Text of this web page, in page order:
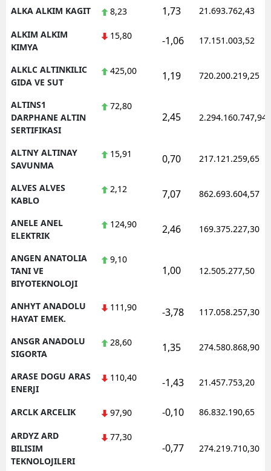
ALKA ALKIM KAGIT 8,23 1,73 21.693.762,43
ALKIM ALKIM
KIMYA
15,80 -1,06 17.151.003,52
ALKLC ALTINKILIC
GIDA VE SUT
425,00 1,19 720.200.219,25
ALTINS1
DARPHANE ALTIN
SERTIFIKASI
72,80
2,45 2.294.160.747,94
ALTNY ALTINAY
SAVUNMA
15,91 0,70 217.121.259,65
ALVES ALVES
KABLO
2,12 7,07 862.693.604,57
ANELE ANEL
ELEKTRIK
124,90 2,46 169.375.227,30
ANGEN ANATOLIA
TANI VE
BIYOTEKNOLOJI
9,10
1,00 12.505.277,50
ANHYT ANADOLU
HAYAT EMEK.
111,90 -3,78 117.058.257,30
ANSGR ANADOLU
SIGORTA
28,60 1,35 274.580.868,90
ARASE DOGU ARAS
ENERJI
110,40 -1,43 21.457.753,20
ARCLK ARCELIK 97,90 -0,10 86.832.190,65
ARDYZ ARD
BILISIM
TEKNOLOJILERI
77,30
-0,77 274.219.710,30